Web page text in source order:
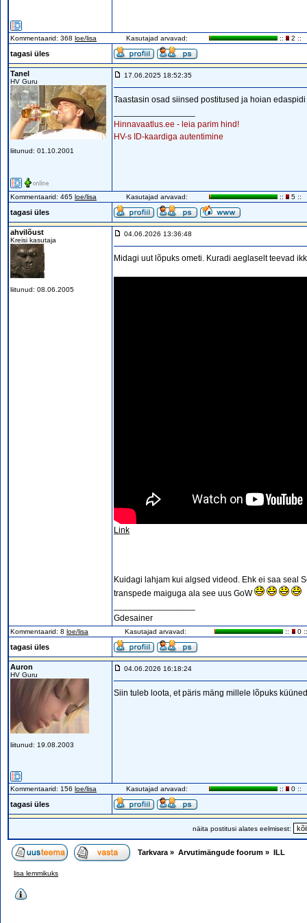
Kommentaarid: 368 loe/lisa Kasutajad arvavad: :: 2 ::
tagasi üles
Tanel
HV Guru
liitunud: 01.10.2001
17.06.2025 18:52:35
Taastasin osad siinsed postitused ja hoian
Hinnavaatlus.ee - leia parim hind!
HV-s ID-kaardiga autentimine
Kommentaarid: 465 loe/lisa Kasutajad arvavad: :: 5 ::
tagasi üles
ahvilõust
Kreisi kasutaja
liitunud: 08.06.2005
04.06.2026 13:36:48
Midagi uut lõpuks ometi. Kuradi aeglaselt teevad
Link
Kuidagi lahjam kui algsed videod. Ehk ei saa seal
transpede maiguga ala see uus GoW
Gdesainer
Kommentaarid: 8 loe/lisa Kasutajad arvavad: :: 0 ::
tagasi üles
Auron
HV Guru
liitunud: 19.08.2003
04.06.2026 16:18:24
Siin tuleb loota, et päris mäng millele lõpuks
Kommentaarid: 156 loe/lisa Kasutajad arvavad: :: 0 ::
tagasi üles
näita postitusi alates eelmisest:
Tarkvara » Arvutimängude foorum » ILL
lisa lemmikuks